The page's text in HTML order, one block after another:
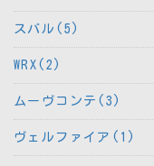
スバル(5)
WRX(2)
ムーヴコンテ(3)
ヴェルファイア(1)